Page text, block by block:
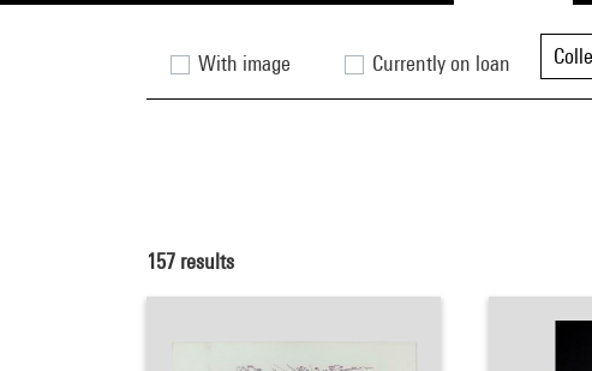
With image Currently on loan
157 results